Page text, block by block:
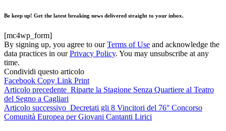
Be keep up! Get the latest breaking news delivered straight to your inbox.
[mc4wp_form]
By signing up, you agree to ourTerms of Use and acknowledge the
data practices in ourPrivacy Policy. You may unsubscribe at any
time.
Condividi questo articolo
Facebook Copy Link Print
Articolo precedente Riparte la Stagione Senza Quartiere al Teatro
del Segno a Cagliari
Articolo successivo Decretati gli 8 Vincitori del 76° Concorso
Comunità Europea per Giovani Cantanti Lirici